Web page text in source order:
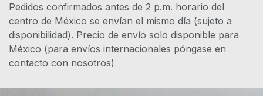
Pedidos confirmados antes de 2 p.m. horario del
centro de México se envían el mismo día (sujeto a
disponibilidad). Precio de envío solo disponible para
México (para envíos internacionales póngase en
contacto con nosotros)